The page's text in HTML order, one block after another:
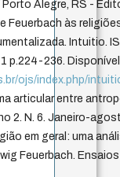
Alegre, RS -
Feuerbach às
Intuitio.
p.224-236.
ojs/index.php/
articular entre
2. N. 6. Janeiro-
em geral: uma
Feuerbach.